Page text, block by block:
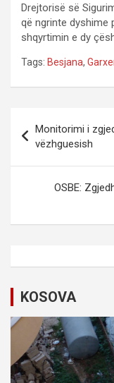
Drejtorisë së
që ngrinte dyshime
shqyrtimin e dy
Tags: Besjana,
s
a
a
i
Monitorimi i
vëzhguesish
OSBE:
KOSOVA